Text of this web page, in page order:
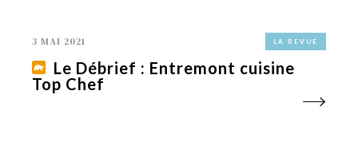
3 MAI 2021 LA REVUE
Le Débrief : Entremont cuisine
Top Chef